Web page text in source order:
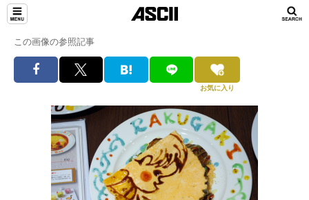
この画像の参照記事
お気に入り